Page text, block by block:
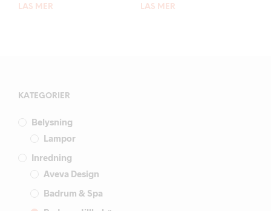
LÄS MER LÄS MER
KATEGORIER
Belysning
Lampor
Inredning
Aveva Design
Badrum & Spa